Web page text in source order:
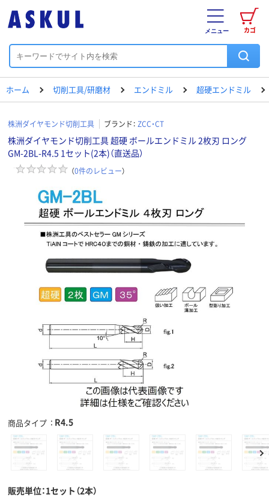
カゴ
メニュー
ホーム 切削工具/研磨材 エンドミル 超硬エンドミル
株洲ダイヤモンド切削工具 ブランド： ZCC・CT
株洲ダイヤモンド切削工具 超硬 ボールエンドミル 2枚刃 ロング
GM-2BL-R4.5 1セット(2本)（直送品）
（0件のレビュー）
商品タイプ R4.5
販売単位：1セット（2本）